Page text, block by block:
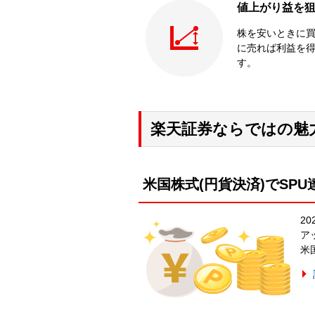
値上がり益を
株を安いときに
に売れば利益を
す。
楽天証券ならではの魅
米国株式(円貨決済)でSPU
ア
米